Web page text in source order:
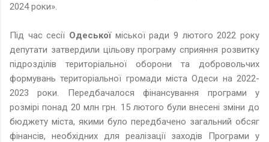
2024 роки».
Під час сесії Одеськоїміської ради 9 лютого 2022 року
депутати затвердили цільову програму сприяння розвитку
підрозділів територіальної оборони та добровольчих
формувань територіальної громади міста Одеси на 2022-
2023 роки. Передбачалося фінансування програми у
розмірі понад 20 млн грн. 15 лютого були внесені зміни до
бюджету міста, якими було передбачено загальний обсяг
фінансів, необхідних для реалізації заходів Програми у